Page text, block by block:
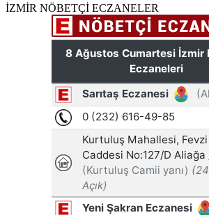
İZMİR NÖBETÇİ ECZANELER